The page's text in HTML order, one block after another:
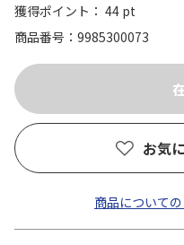
獲得ポイント： 44 pt
商品番号
9985300073
お気
商品について